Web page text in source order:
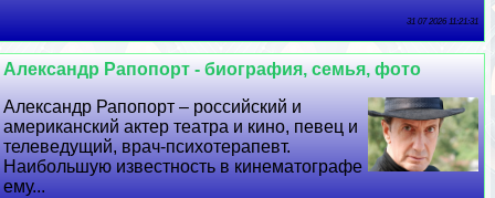
31 07 2026 11:21:31
Александр Рапопорт - биография, семья, фото
Александр Рапопорт – российский и
американский актер театра и кино, певец и
телеведущий, врач-психотерапевт.
Наибольшую известность в кинематографе
ему...